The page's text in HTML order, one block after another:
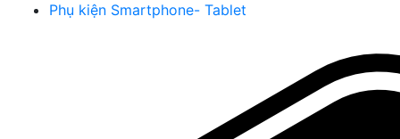
Phụ kiện Smartphone- Tablet